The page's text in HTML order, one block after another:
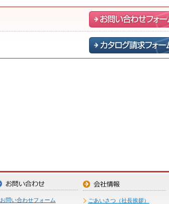
お問い合わせフォーム ごあいさつ（社長挨拶）